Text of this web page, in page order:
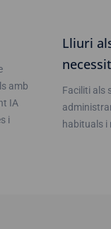
amb
IA
i
Lliuri
Faciliti als
habituals i